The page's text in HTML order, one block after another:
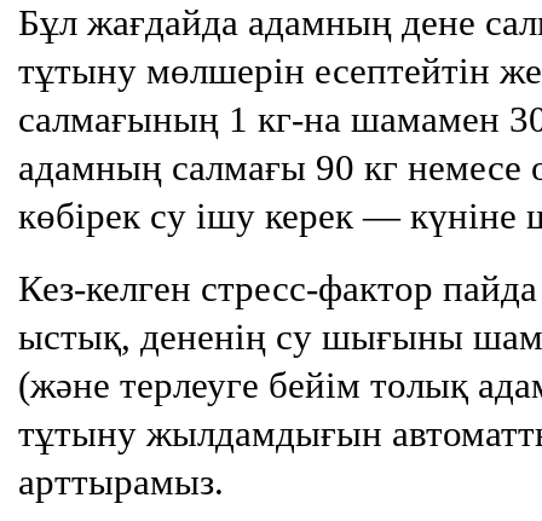
Бұл жағдайда адамның дене
тұтыну мөлшерін есептейтін
салмағының 1 кг-на шамамен
адамның салмағы 90 кг немесе
көбірек су ішу керек —
Кез-келген стресс-фактор
ыстық, дененің су шығыны
(және терлеуге бейім толық
тұтыну жылдамдығын
арттырамыз.